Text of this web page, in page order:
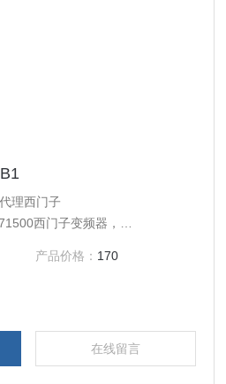
理西门子
西门子变频器，
门子软启动器，西门子低压产品，
动，西门子楼宇，西门子工控系列
，保证*，假一罚十，质保一年。
免费维修，
产品价格： 170
在线留言